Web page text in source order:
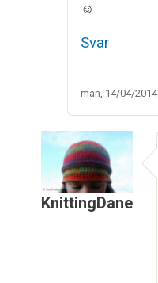
☺
Svar
man, 14/04/2014
KnittingDane